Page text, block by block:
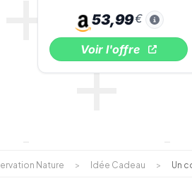
53,99€
Voir l'offre
Nature > Idée Cadeau > Un